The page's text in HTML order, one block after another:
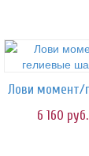
6 160 руб.